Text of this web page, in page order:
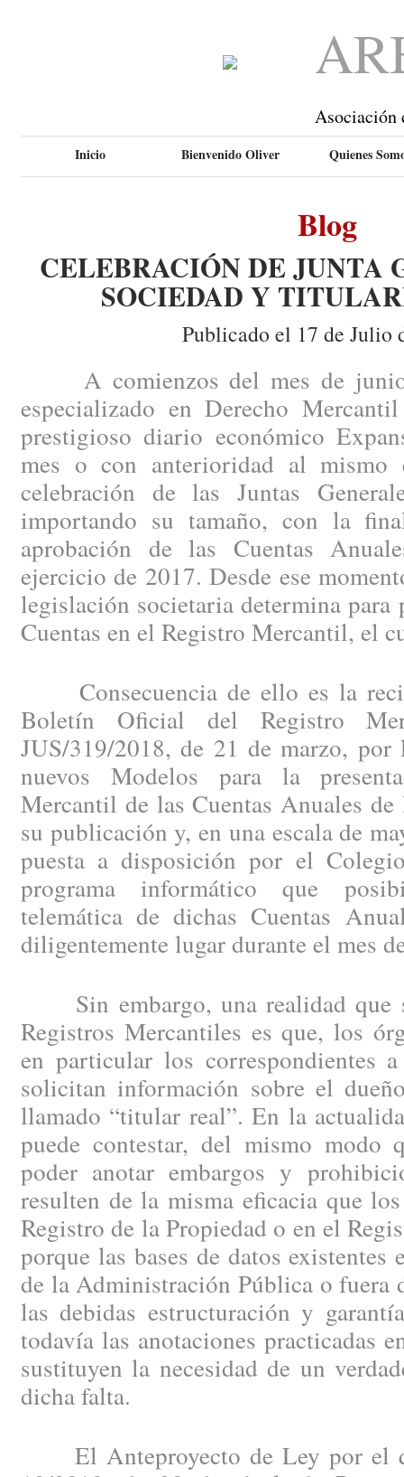
Asociación
Inicio Bienvenido Oliver Quienes
Blog
CELEBRACIÓN DE JUNTA
SOCIEDAD Y
Publicado el 17 de Julio
A comienzos del mes de junio,
especializado en Derecho
prestigioso diario económico
mes o con anterioridad al mismo
celebración de las Juntas
importando su tamaño, con la
aprobación de las Cuentas
ejercicio de 2017. Desde ese
legislación societaria determina para
Cuentas en el Registro Mercantil, el
Consecuencia de ello es la
Boletín Oficial del Registro
JUS/319/2018, de 21 de marzo, por
nuevos Modelos para la
Mercantil de las Cuentas Anuales
su publicación y, en una escala de
puesta a disposición por el
programa informático que
telemática de dichas Cuentas
diligentemente lugar durante el mes
Sin embargo, una realidad que
Registros Mercantiles es que, los
en particular los correspondientes
solicitan información sobre el
llamado “titular real”. En la
puede contestar, del mismo modo
poder anotar embargos y
resulten de la misma eficacia que
Registro de la Propiedad o en el
porque las bases de datos
de la Administración Pública o fuera
las debidas estructuración y
todavía las anotaciones practicadas
sustituyen la necesidad de un
dicha falta.
El Anteproyecto de Ley por el